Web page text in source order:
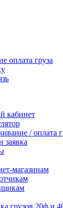
оплата груза
кабинет
/ оплата
заявка
магазинам
грузов 20ф и